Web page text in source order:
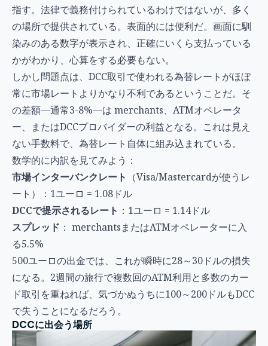
指す。法律で義務付けられているわけではないが、多く
の場所で提供されている。表面的には便利だ。画面に馴
染みのある数字が表示され、正確にいくら支払っている
かがわかり、心算をする必要もない。
しかし問題点は、DCC取引で使われる為替レートがほぼ
常に市場レートよりかなり不利であるということだ。そ
の差額—通常3-8%—は merchants、ATMオペレータ
ー、またはDCCプロバイダーの利益となる。これは見え
ない手数料で、為替レート自体に組み込まれている。
数学的に内訳を見てみよう：
市場インターバンクレート （Visa/Mastercardが使うレ
ート）：1ユーロ = 1.08ドル
DCCで提示されるレート ：1ユーロ = 1.14ドル
スプレッド ： merchantsまたはATMオペレーターに入
る5.5%
500ユーロの出金では、これが瞬時に28～30ドルの損失
になる。2週間の旅行で複数回のATM利用と多数のカー
ド取引を重ねれば、気づかぬうちに100～200ドルもDCC
で失うことになるだろう。
DCCに出会う場所